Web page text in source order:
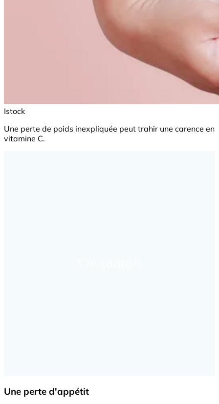
Istock
Une perte de poids inexpliquée peut trahir une carence en
vitamine C.
Une perte d'appétit